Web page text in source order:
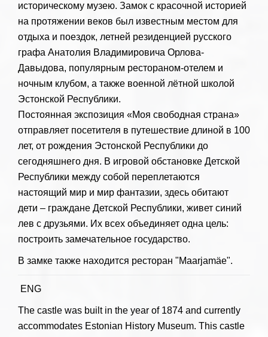
историческому музею. Замок с красочной историей
на протяжении веков был известным местом для
отдыха и поездок, летней резиденцией русского
графа Анатолия Владимировича Орлова-
Давыдова, популярным рестораном-отелем и
ночным клубом, а также военной лётной школой
Эстонской Республики.
Постоянная экспозиция «Моя свободная страна»
отправляет посетителя в путешествие длиной в 100
лет, от рождения Эстонской Республики до
сегодняшнего дня. В игровой обстановке Детской
Республики между собой переплетаются
настоящий мир и мир фантазии, здесь обитают
дети – граждане Детской Республики, живет синий
лев с друзьями. Их всех объединяет одна цель:
построить замечательное государство.
В замке также находится ресторан "Maarjamäe".
ENG
The castle was built in the year of 1874 and currently
accommodates Estonian History Museum. This castle